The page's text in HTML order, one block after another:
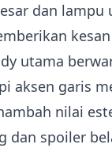
dan lampu
utama
aksen garis
nilai
dan spoiler